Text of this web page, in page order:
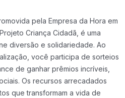
pela Empresa da Hora em
Criança Cidadã, é uma
diversão e solidariedade. Ao
você participa de sorteios
de ganhar prêmios incríveis,
Os recursos arrecadados
que transformam a vida de